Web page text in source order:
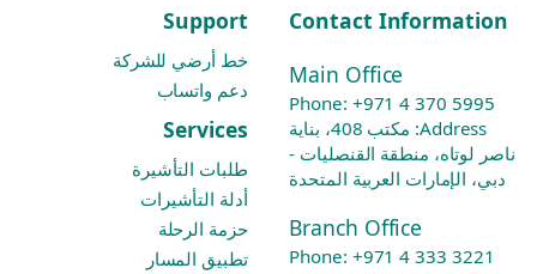
Contact Information
Main Office
Phone: +971 4 370 5995
Address: مكتب 408، بناية
ناصر لوتاه، منطقة القنصليات -
دبي، الإمارات العربية المتحدة
Branch Office
Phone: +971 4 333 3221
Support
خط أرضي للشركة
دعم واتساب
Services
طلبات التأشيرة
أدلة التأشيرات
حزمة الرحلة
تطبيق المسار